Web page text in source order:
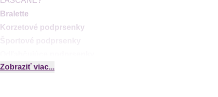
Bralette
Korzetové podprsenky
Ako kúsok bielizne, ktorá tvaruje a podporuje ženské prsia, sa
Zobraziť viac...